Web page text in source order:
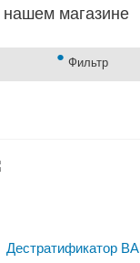
магазине
Фильтр